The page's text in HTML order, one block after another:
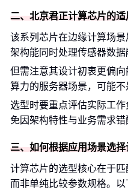
二、北京君正计算芯片的适
该系列芯片在边缘计算场
架构能同时处理传感器数据
但需注意其设计初衷更偏
算力的服务器场景，可能不
选型时要重点评估实际工
免因架构特性与业务需求错
三、如何根据应用场景选择
计算芯片的选型核心在于匹
而非单纯比较参数规格。